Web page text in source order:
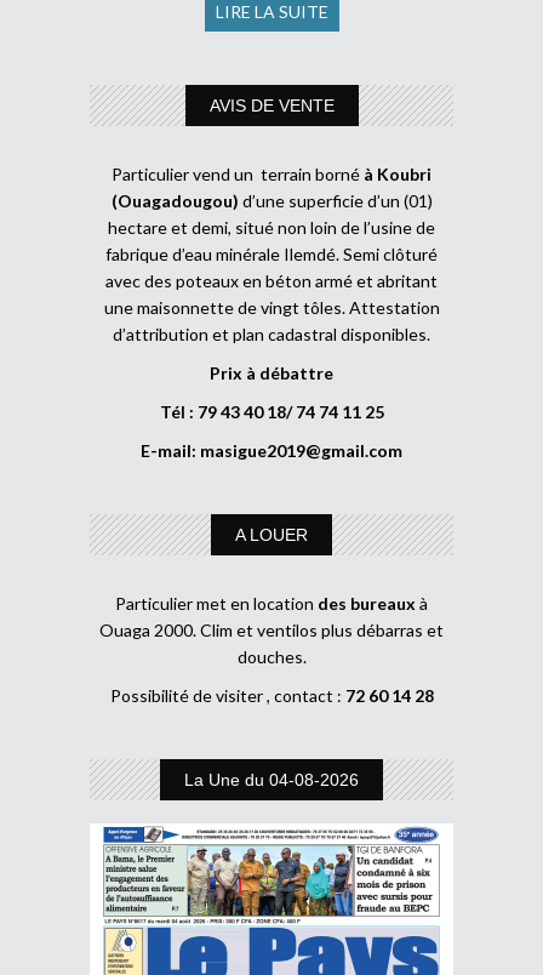
LIRE LA SUITE
AVIS DE VENTE
Particulier vend un terrain borné à Koubri
(Ouagadougou) d’une superficie d’un (01)
hectare et demi, situé non loin de l’usine de
fabrique d’eau minérale Ilemdé. Semi clôturé
avec des poteaux en béton armé et abritant
une maisonnette de vingt tôles. Attestation
d’attribution et plan cadastral disponibles.
Prix à débattre
Tél : 79 43 40 18/ 74 74 11 25
E-mail: masigue2019@gmail.com
A LOUER
Particulier met en location des bureaux à
Ouaga 2000. Clim et ventilos plus débarras et
douches.
Possibilité de visiter , contact : 72 60 14 28
La Une du 04-08-2026